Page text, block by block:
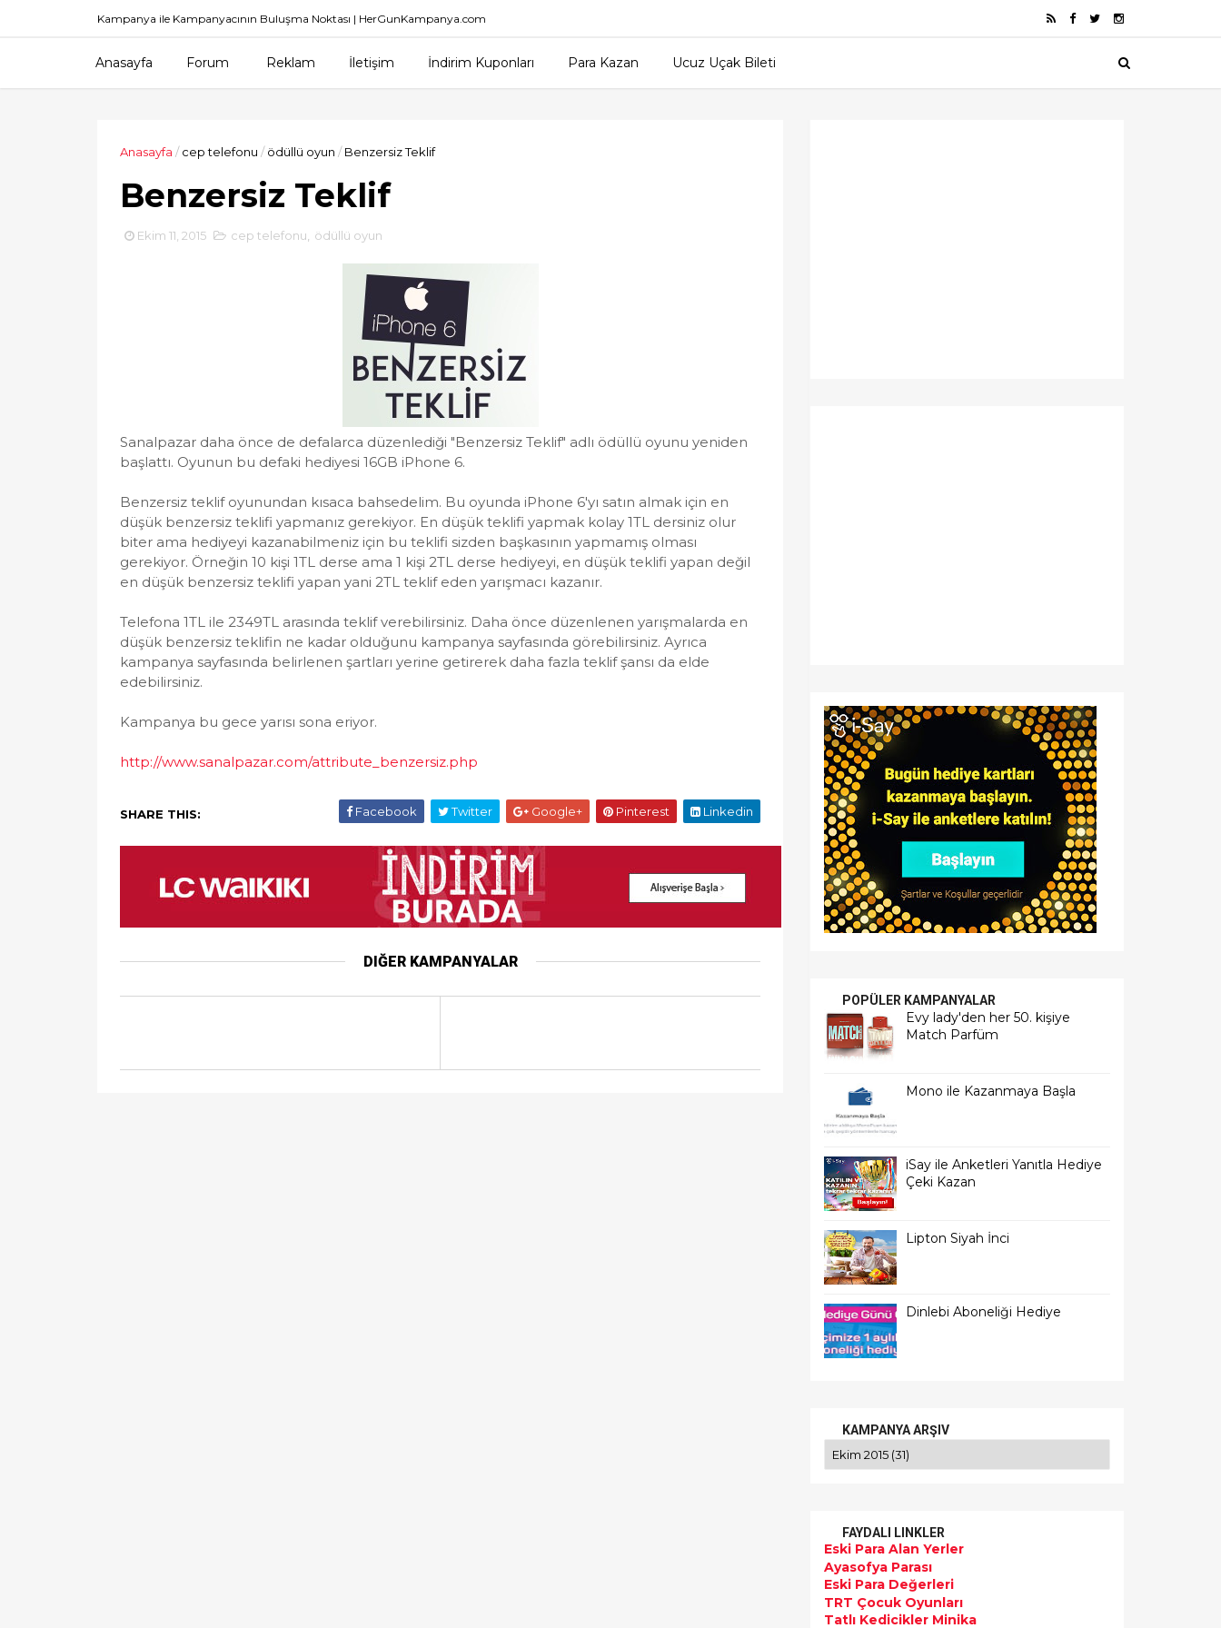
Kampanya ile Kampanyacının Buluşma Noktası | HerGunKampanya.com
Anasayfa Forum Reklam İletişim İndirim Kuponları Para Kazan Ucuz Uçak Bileti
Anasayfa / cep telefonu / ödüllü oyun / Benzersiz Teklif
Benzersiz Teklif
Ekim 11, 2015 cep telefonu ödüllü oyun
Sanalpazar daha önce de defalarca düzenlediği "Benzersiz Teklif" adlı ödüllü oyunu yeniden
başlattı. Oyunun bu defaki hediyesi 16GB iPhone 6.
Benzersiz teklif oyunundan kısaca bahsedelim. Bu oyunda iPhone 6'yı satın almak için en
düşük benzersiz teklifi yapmanız gerekiyor. En düşük teklifi yapmak kolay 1TL dersiniz olur
biter ama hediyeyi kazanabilmeniz için bu teklifi sizden başkasının yapmamış olması
gerekiyor. Örneğin 10 kişi 1TL derse ama 1 kişi 2TL derse hediyeyi, en düşük teklifi yapan değil
en düşük benzersiz teklifi yapan yani 2TL teklif eden yarışmacı kazanır.
Telefona 1TL ile 2349TL arasında teklif verebilirsiniz. Daha önce düzenlenen yarışmalarda en
düşük benzersiz teklifin ne kadar olduğunu kampanya sayfasında görebilirsiniz. Ayrıca
kampanya sayfasında belirlenen şartları yerine getirerek daha fazla teklif şansı da elde
edebilirsiniz.
Kampanya bu gece yarısı sona eriyor.
http://www.sanalpazar.com/attribute_benzersiz.php
SHARE THIS: Facebook Twitter Google+ Pinterest Linkedin
DIĞER KAMPANYALAR
POPÜLER KAMPANYALAR
Evy lady'den her 50. kişiye
Match Parfüm
Mono ile Kazanmaya Başla
iSay ile Anketleri Yanıtla Hediye
Çeki Kazan
Lipton Siyah İnci
Dinlebi Aboneliği Hediye
KAMPANYA ARŞIV
FAYDALI LINKLER
Eski Para Alan Yerler
Ayasofya Parası
Eski Para Değerleri
TRT Çocuk Oyunları
Tatlı Kedicikler Minika